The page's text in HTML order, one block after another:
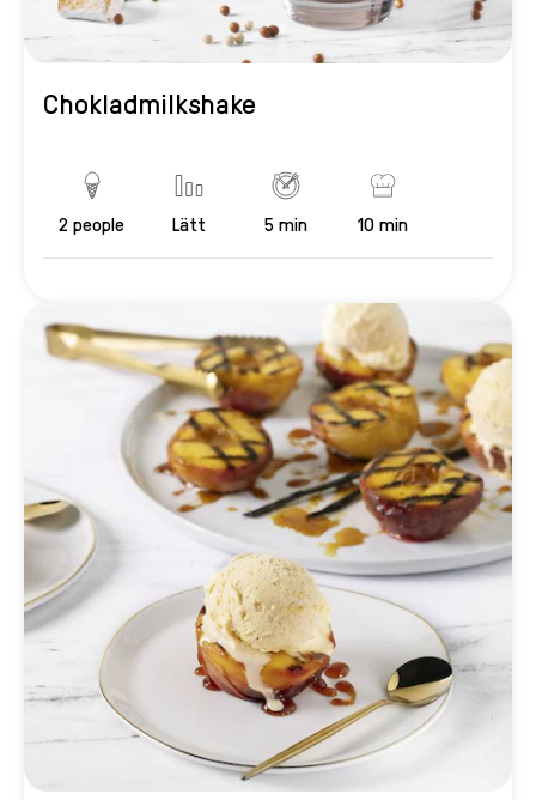
Chokladmilkshake
Servings
2 people Difficulty
Lätt PreparationTime
5 min CookingTime
10 min